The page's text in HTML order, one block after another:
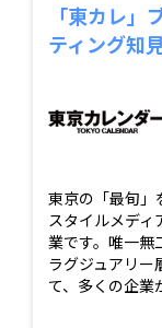
「東カレ」
ティング知
東京の「最旬」
スタイルメディ
業です。唯一無
ラグジュアリー
て、多くの企業